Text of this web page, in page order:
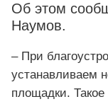
Об этом
Наумов.
– При
устанавливаем
площадки.